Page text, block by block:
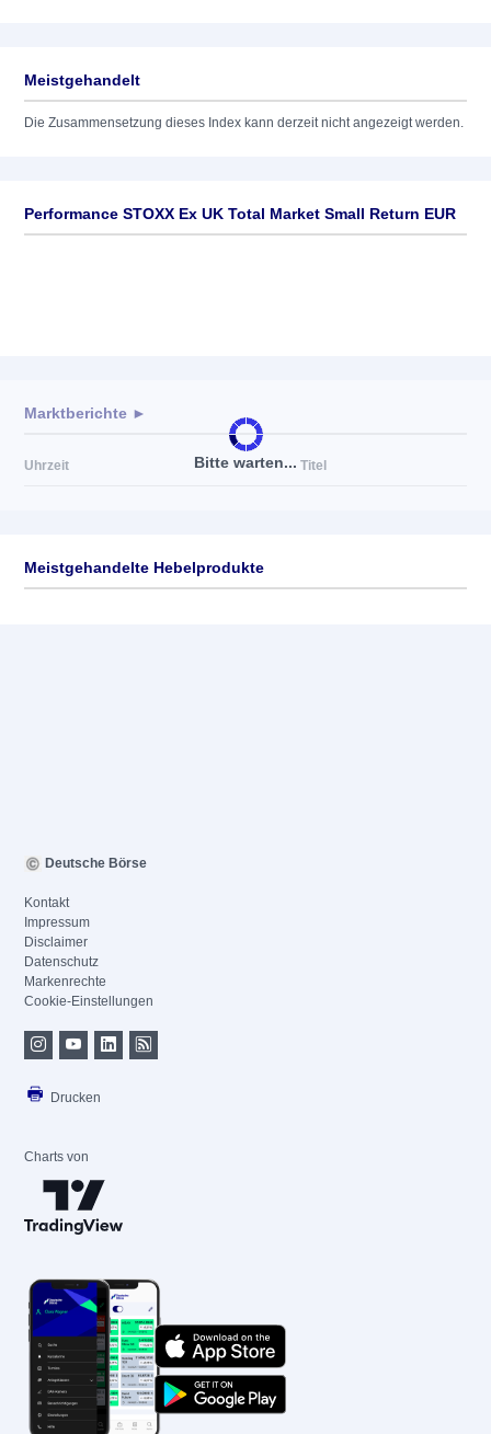
Meistgehandelt
Die Zusammensetzung dieses Index kann derzeit nicht angezeigt werden.
Performance STOXX Ex UK Total Market Small Return EUR
Bitte warten...
Marktberichte ►
Uhrzeit Titel
Meistgehandelte Hebelprodukte
Deutsche Börse
Kontakt
Impressum
Disclaimer
Datenschutz
Markenrechte
Cookie-Einstellungen
Drucken
Charts von